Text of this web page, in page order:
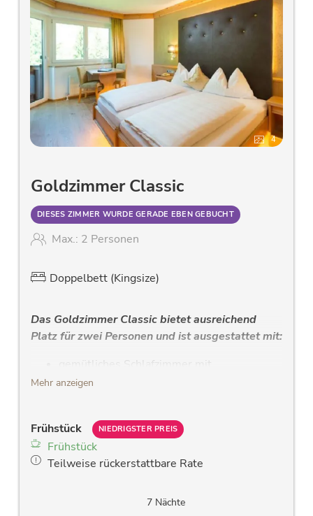
4
Goldzimmer Classic
DIESES ZIMMER WURDE GERADE EBEN GEBUCHT
Max.: 2 Personen
Doppelbett (Kingsize)
Das Goldzimmer Classic bietet ausreichend
Platz für zwei Personen und ist ausgestattet mit:
gemütliches Schlafzimmer mit
hochwertigem Doppelbett, mit
Waschtisch und großem Spiegel, W-Lan
Radio, Handtuchtrockner
neuer LCD-Flachbildfernseher
Mehr anzeigen
Frühstück NIEDRIGSTER PREIS
Frühstück
Teilweise rückerstattbare Rate
7 Nächte